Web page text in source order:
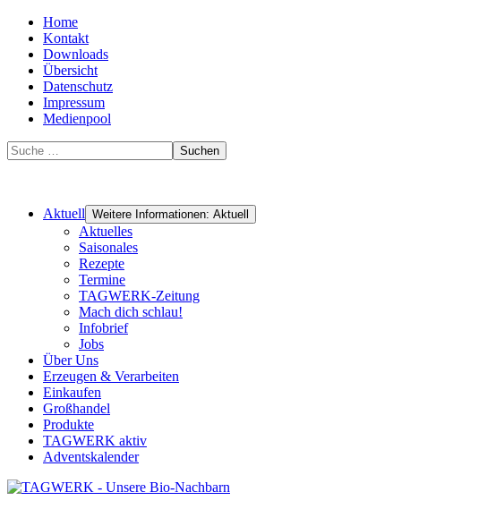
Home
Kontakt
Downloads
Übersicht
Datenschutz
Impressum
Medienpool
Suchen
Aktuell Weitere Informationen: Aktuell
Aktuelles
Saisonales
Rezepte
Termine
TAGWERK-Zeitung
Mach dich schlau!
Infobrief
Jobs
Über Uns
Erzeugen & Verarbeiten
Einkaufen
Großhandel
Produkte
TAGWERK aktiv
Adventskalender